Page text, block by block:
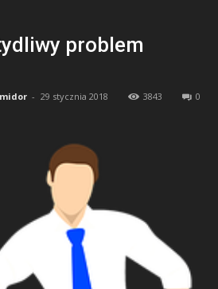
problem
- 29 stycznia 2018 3843 0